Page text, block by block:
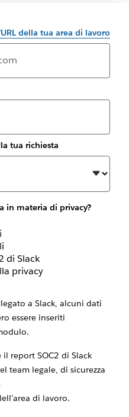
della tua area di lavoro
tua richiesta
in materia di privacy?
di Slack
privacy
a Slack, alcuni dati
essere inseriti
report SOC2 di Slack
team legale, di sicurezza
di lavoro.